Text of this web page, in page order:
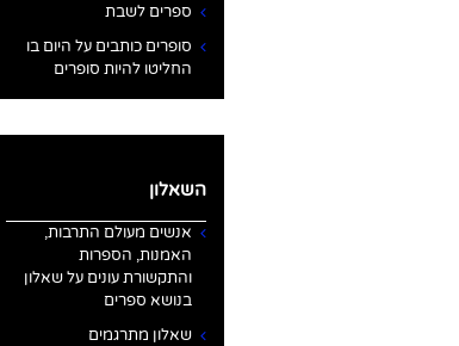
ספרים לשבת
סופרים כותבים על היום בו
החליטו להיות סופרים
השאלון
אנשים מעולם התרבות,
האמנות, הספרות
והתקשורת עונים על שאלון
בנושא ספרים
שאלון מתרגמים